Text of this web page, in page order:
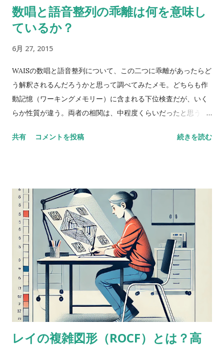
数唱と語音整列の乖離は何を意味し
ているか？
6月 27, 2015
WAISの数唱と語音整列について、この二つに乖離があったらど
う解釈されるんだろうかと思って調べてみたメモ。どちらも作
動記憶（ワーキングメモリー）に含まれる下位検査だが、いく
らか性質が違う。両者の相関は、中程度くらいだったと思う。
sequencing とある海外の掲示板（？）でのやりとり。 一方が
４点以上の乖離（discrepancy）があった場合は？ 実施した
ばかりのアセスメントを詳しく考えてみると、言葉の受容と表
出が明らかに難しいケースだったけど、視空間スキルと処理速
度はまったく問題なく保たれていた。-Miriam という問題提起
に対するスレッドのようだ。 私も以前に何度か同じようなパタ
ーンに出会ったことがあって似たようなことを考えたことがあ
るけど、ぜんぜん専門外だったから。あなたももう考えてるだ
ろうけど、語音整列はたぶんより複雑な課題だと思う。という
のも、数唱のように単に数字を扱うんじゃなくって、（文字と
数字という）二種類の情報を使ってそれを切り替えながら作業
しなきゃいけないから。被験者が教示を理解して、すべてをす
共有 コメントを投稿 続きを読む
レイの複雑図形（ROCF）とは？高